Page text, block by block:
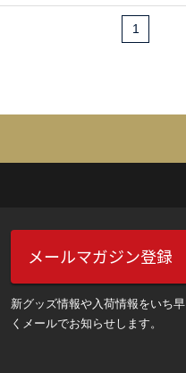
1
メールマガジン登録
新グッズ情報や入荷情報をいち早
くメールでお知らせします。